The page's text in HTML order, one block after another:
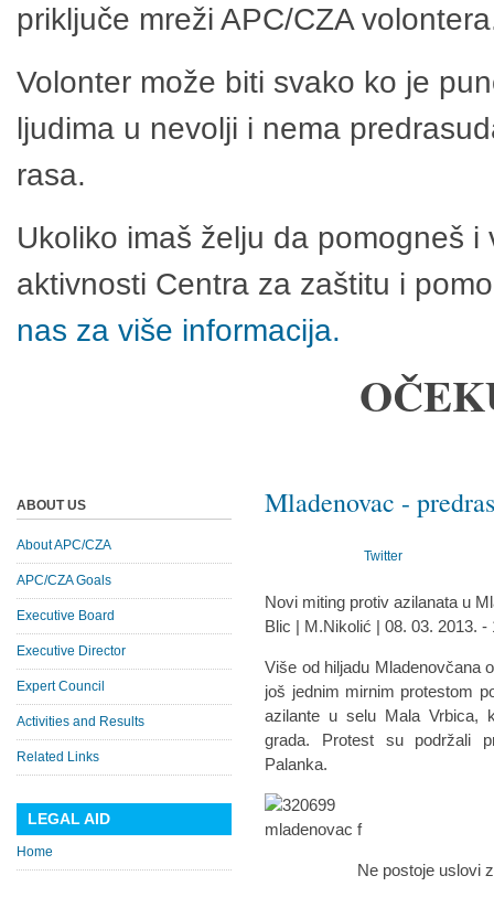
priključe mreži APC/CZA
Volonter može biti svako ko je
ljudima u nevolji i nema
rasa.
Ukoliko imaš želju da pomogneš
aktivnosti Centra za zaštitu i
nas za više informacija.
Mladenovac -
Twitter
Novi miting protiv azilanata u
Blic | M.Nikolić | 08. 03. 2013. -
Više od hiljadu Mladenovčana
još jednim mirnim protestom
azilante u selu Mala Vrbica,
grada. Protest su podržali
Palanka.
Ne postoje uslovi za
ABOUT US
About APC/CZA
APC/CZA Goals
Executive Board
Executive Director
Expert Council
Activities and Results
Related Links
LEGAL AID
Home